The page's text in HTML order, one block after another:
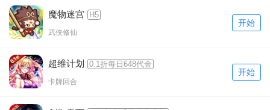
魔物迷宫 H5
武侠修仙
开始
超维计划 0.1折每日648代金
卡牌回合
开始